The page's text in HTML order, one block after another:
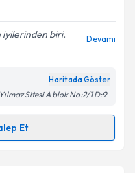
Gönder
ilişkin
Aydınlatma
verilerimin belirtilen
ediyorum.
iyilerinden biri.
Devamı
Haritada Göster
Sitesi A blok No:2/1 D:9
Et